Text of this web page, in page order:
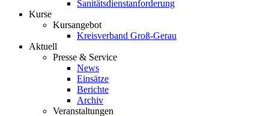
Sanitätsdienstanforderung
Kurse
Kursangebot
Kreisverband Groß-Gerau
Aktuell
Presse & Service
News
Einsätze
Berichte
Archiv
Veranstaltungen